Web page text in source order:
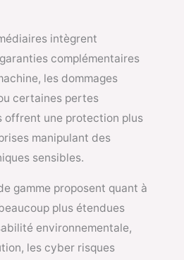
intègrent
complémentaires
les dommages
certaines pertes
offrent une protection plus
manipulant des
sensibles.
gamme proposent quant à
plus étendues
environnementale,
les cyber risques